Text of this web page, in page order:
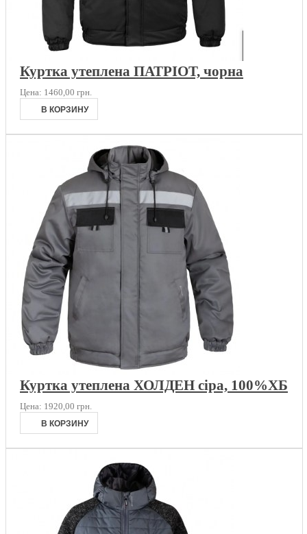
Куртка утеплена ПАТРІОТ, чорна
Цена: 1460,00 грн.
Куртка утеплена ХОЛДЕН сіра, 100%ХБ
Цена: 1920,00 грн.